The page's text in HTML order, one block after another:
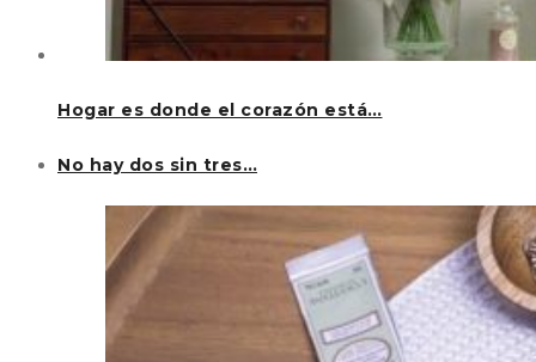
Hogar es donde el corazón está…
No hay dos sin tres…